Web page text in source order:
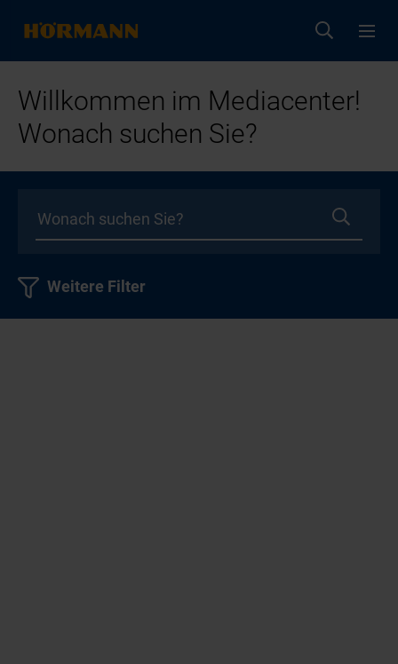
Willkommen im Mediacenter!
Wonach suchen Sie?
Weitere Filter